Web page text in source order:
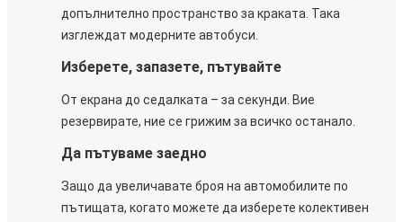
допълнително пространство за краката. Така
изглеждат модерните автобуси.
Изберете, запазете, пътувайте
От екрана до седалката – за секунди. Вие
резервирате, ние се грижим за всичко останало.
Да пътуваме заедно
Защо да увеличавате броя на автомобилите по
пътищата, когато можете да изберете колективен